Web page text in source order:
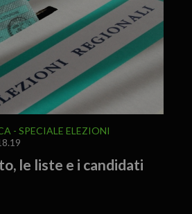
SPECIALE ELEZIONI
le liste e i candidati